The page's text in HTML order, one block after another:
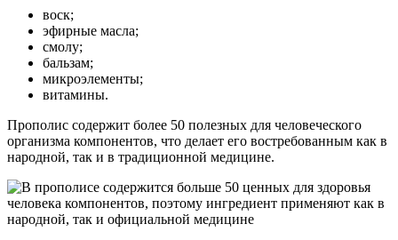
воск;
эфирные масла;
смолу;
бальзам;
микроэлементы;
витамины.
Прополис содержит более 50 полезных для человеческого
организма компонентов, что делает его востребованным как в
народной, так и в традиционной медицине.